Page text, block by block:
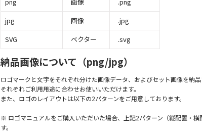
jpg
画像
.jpg
SVG
ベクター .svg
納品画像について（png/jpg）
ロゴマークと文字をそれぞれ分けた画像データ、およびセット画像を納品
それぞれご利用用途に合わせお使いいただけます。
また、ロゴのレイアウトは以下の2パターンをご用意しております。
※ ロゴマニュアルをご購入いただいた場合、上記2パターン（縦配置・横
す。